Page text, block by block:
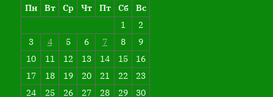
Пн
Вт Ср Чт Пт Сб
Вс
1
2
3
4 5 6 7 8
9
10
11 12 13 14 15
16
17
18 19 20 21 22
23
24
25 26 27 28 29 30